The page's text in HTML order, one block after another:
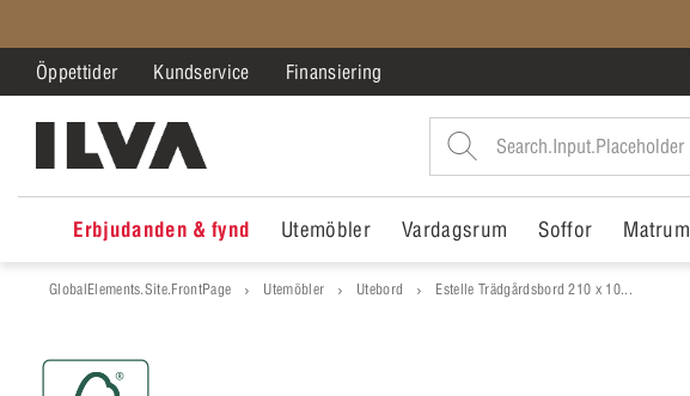
Öppettider Kundservice Finansiering
Erbjudanden & fynd Utemöbler Vardagsrum Soffor Matrum
GlobalElements.Site.FrontPage Utemöbler Utebord Estelle Trädgårdsbord 210 x 10...